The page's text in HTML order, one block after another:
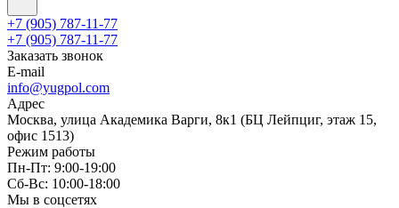
+7 (905) 787-11-77
+7 (905) 787-11-77
Заказать звонок
E-mail
info@yugpol.com
Адрес
Москва, улица Академика Варги, 8к1 (БЦ Лейпциг, этаж 15,
офис 1513)
Режим работы
Пн-Пт: 9:00-19:00
Cб-Вс: 10:00-18:00
Мы в соцсетях